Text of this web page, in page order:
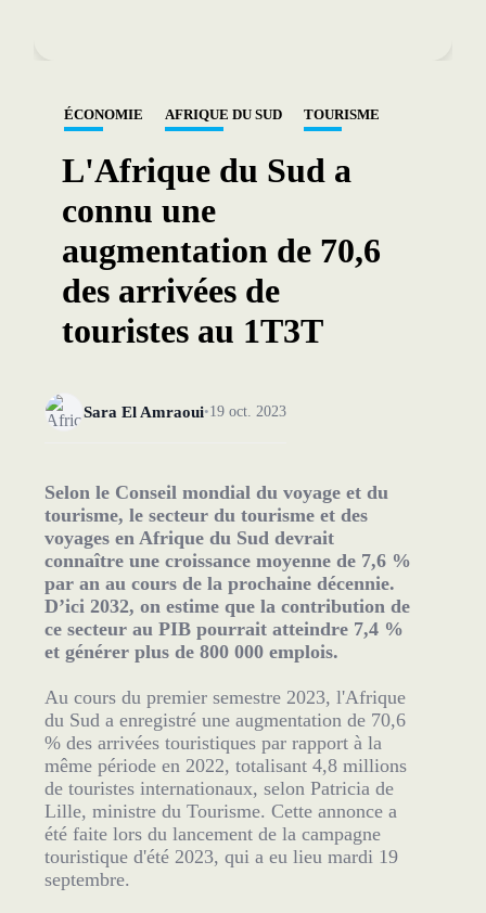
ÉCONOMIE AFRIQUE DU SUD TOURISME
L'Afrique du Sud a
connu une
augmentation de 70,6
des arrivées de
touristes au 1T3T
Sara El Amraoui•19 oct. 2023
Selon le Conseil mondial du voyage et du
tourisme, le secteur du tourisme et des
voyages en Afrique du Sud devrait
connaître une croissance moyenne de 7,6 %
par an au cours de la prochaine décennie.
D’ici 2032, on estime que la contribution de
ce secteur au PIB pourrait atteindre 7,4 %
et générer plus de 800 000 emplois.
Au cours du premier semestre 2023, l'Afrique
du Sud a enregistré une augmentation de 70,6
% des arrivées touristiques par rapport à la
même période en 2022, totalisant 4,8 millions
de touristes internationaux, selon Patricia de
Lille, ministre du Tourisme. Cette annonce a
été faite lors du lancement de la campagne
touristique d'été 2023, qui a eu lieu mardi 19
septembre.